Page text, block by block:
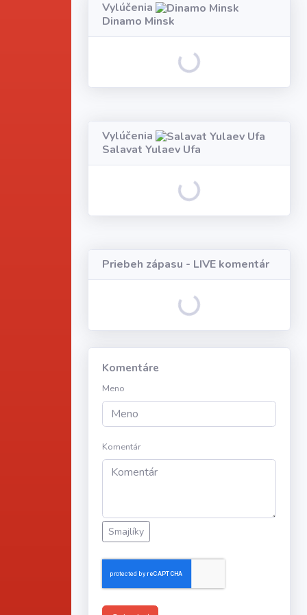
Vylúčenia
Dinamo Minsk
Loading...
Vylúčenia
Salavat Yulaev Ufa
Loading...
Priebeh zápasu - LIVE komentár
Loading...
Komentáre
Meno
Komentár
Smajlíky